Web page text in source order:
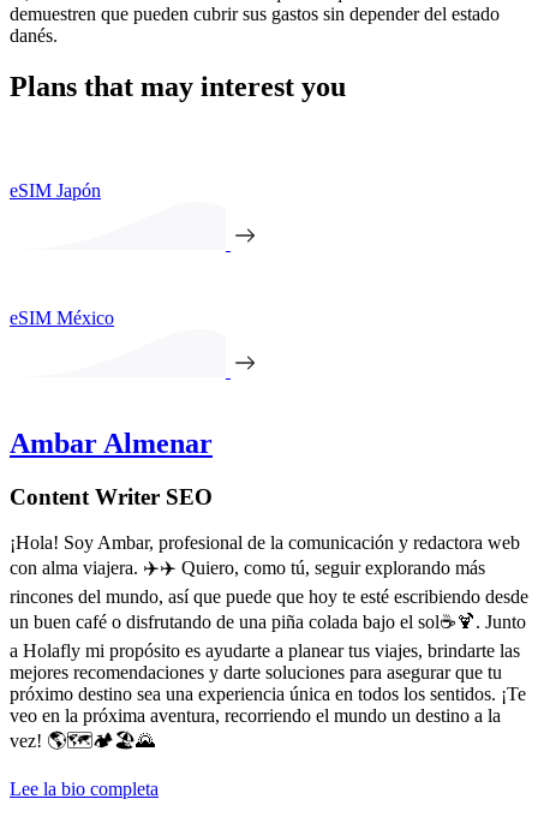
demuestren que pueden cubrir sus gastos sin depender del estado
danés.
Plans that may interest you
eSIM Japón
eSIM México
Ambar Almenar
Content Writer SEO
¡Hola! Soy Ambar, profesional de la comunicación y redactora web
con alma viajera. ✈️✈️ Quiero, como tú, seguir explorando más
rincones del mundo, así que puede que hoy te esté escribiendo desde
un buen café o disfrutando de una piña colada bajo el sol☕️🍹. Junto
a Holafly mi propósito es ayudarte a planear tus viajes, brindarte las
mejores recomendaciones y darte soluciones para asegurar que tu
próximo destino sea una experiencia única en todos los sentidos. ¡Te
veo en la próxima aventura, recorriendo el mundo un destino a la
vez! 🌎🗺️🏕️🏖️🌄
Lee la bio completa